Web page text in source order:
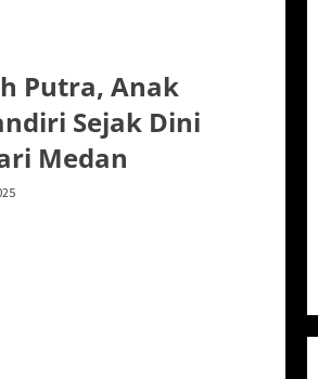
Putra, Anak
Sejak Dini
Medan